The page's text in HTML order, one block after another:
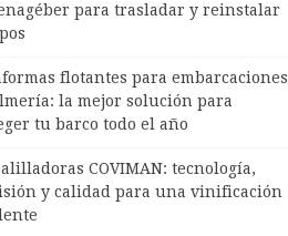
para trasladar y reinstalar
flotantes para embarcaciones
la mejor solución para
tu barco todo el año
COVIMAN: tecnología,
y calidad para una vinificación